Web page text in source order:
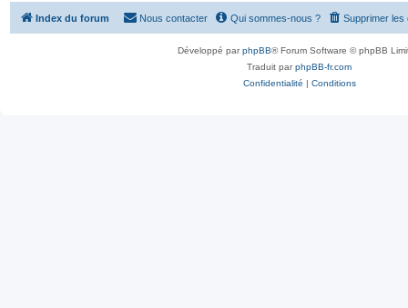
Index du forum Supprimer les
Qui sommes-nous ?
Nous contacter
Développé parphpBB® Forum Software © phpBB
Traduit parphpBB-fr.com
Confidentialité | Conditions